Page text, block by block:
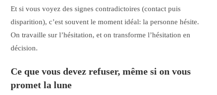
Et si vous voyez des signes contradictoires (contact puis
disparition), c’est souvent le moment idéal: la personne hésite.
On travaille sur l’hésitation, et on transforme l’hésitation en
décision.
Ce que vous devez refuser, même si on vous
promet la lune